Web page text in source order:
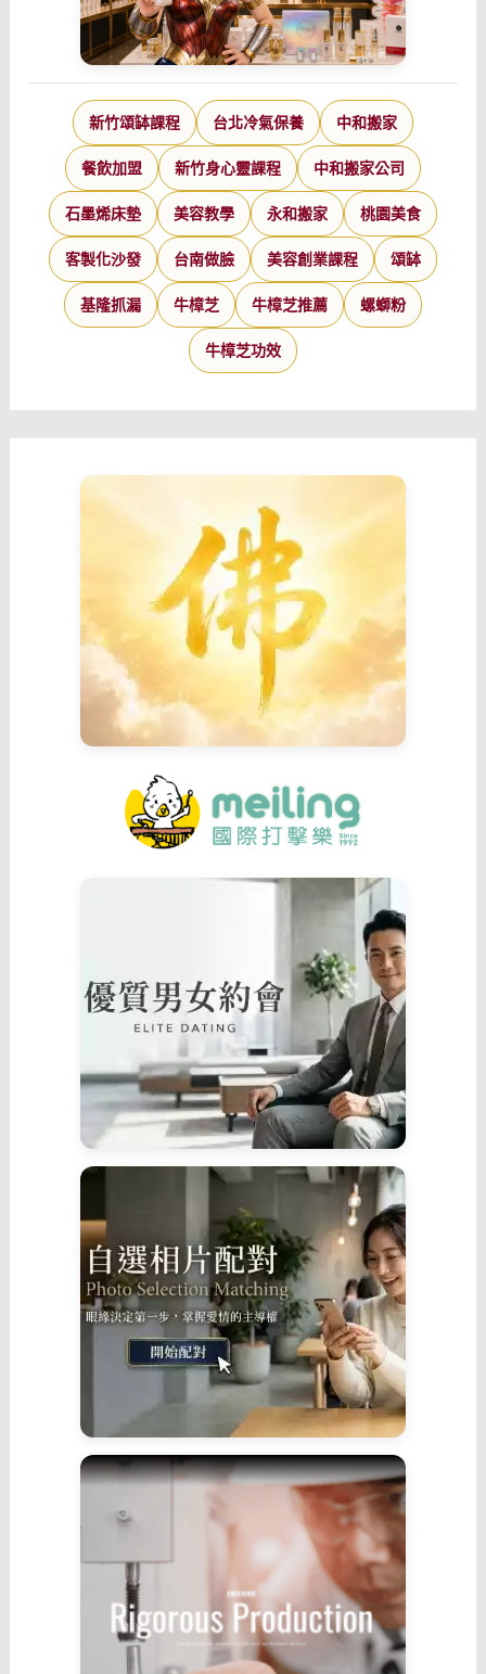
新竹頌缽課程 台北冷氣保養 中和搬家
餐飲加盟 新竹身心靈課程 中和搬家公司
石墨烯床墊 美容教學 永和搬家 桃園美食
客製化沙發 台南做臉 美容創業課程 頌缽
基隆抓漏 牛樟芝 牛樟芝推薦 螺螄粉
牛樟芝功效